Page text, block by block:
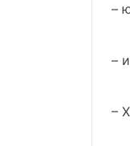
–
–
–